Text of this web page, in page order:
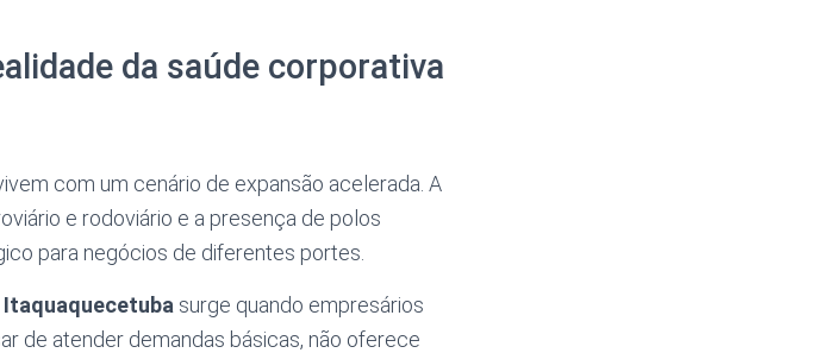
da saúde corporativa
com um cenário de expansão acelerada. A
e rodoviário e a presença de polos
para negócios de diferentes portes.
Itaquaquecetuba surge quando empresários
de atender demandas básicas, não oferece